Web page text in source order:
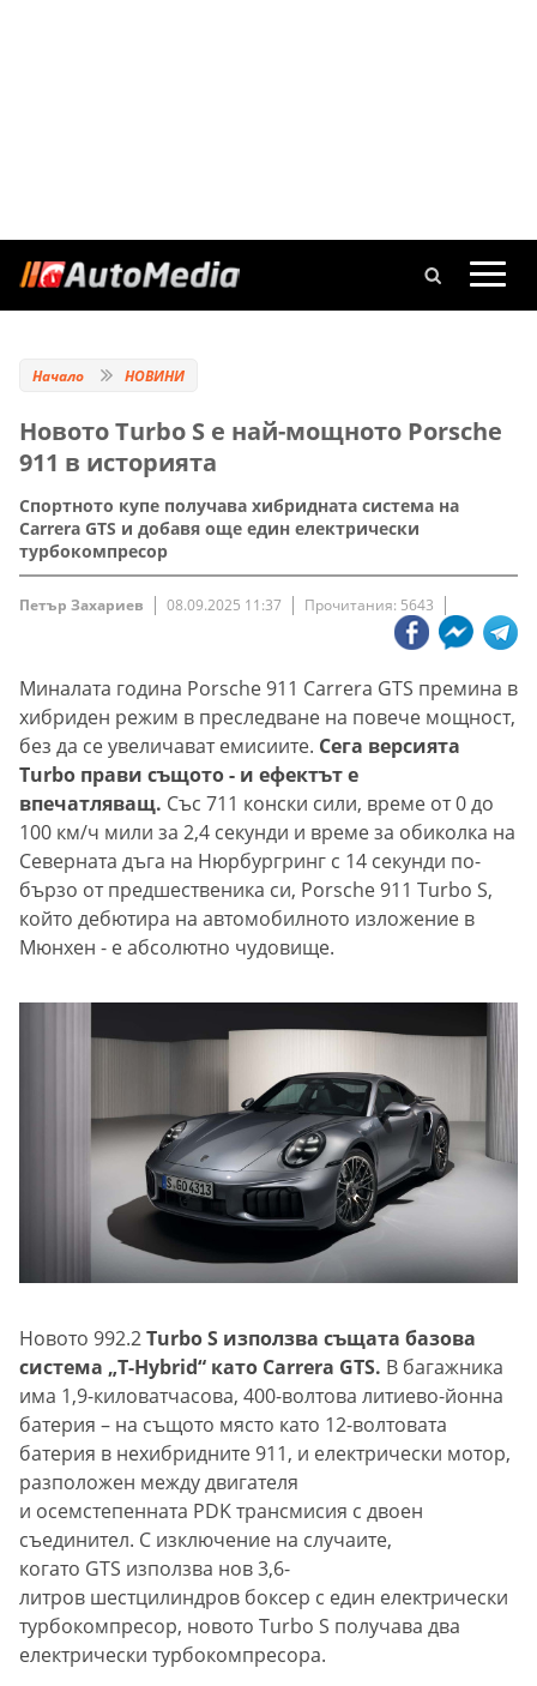
Начало НОВИНИ
Новото Turbo S е най-мощното Porsche
911 в историята
Спортното купе получава хибридната система на
Carrera GTS и добавя още един електрически
турбокомпресор
Петър Захариев 08.09.2025 11:37 Прочитания: 5643
Миналата година Porsche 911 Carrera GTS премина в
хибриден режим в преследване на повече мощност,
без да се увеличават емисиите. Сега версията
Turbo прави същото - и ефектът е
впечатляващ. Със 711 конски сили, време от 0 до
100 км/ч мили за 2,4 секунди и време за обиколка на
Северната дъга на Нюрбургринг с 14 секунди по-
бързо от предшественика си, Porsche 911 Turbo S,
който дебютира на автомобилното изложение в
Мюнхен - е абсолютно чудовище.
Новото 992.2Turbo S използва същата базова
система „T-Hybrid“ като Carrera GTS. В багажника
има 1,9-киловатчасова, 400-волтова литиево-йонна
батерия – на същото място като 12-волтовата
батерия в нехибридните 911, и електрически мотор,
разположен между двигателя
и осемстепенната PDK трансмисия с двоен
съединител. С изключение на случаите,
когато GTS използва нов 3,6-
литров шестцилиндров боксер с един електрически
турбокомпресор, новото Turbo S получава два
електрически турбокомпресора.